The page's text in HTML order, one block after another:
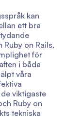
kan
ett bra
on Rails,
för
i båda
våra
viktigaste
Ruby on
tekniska